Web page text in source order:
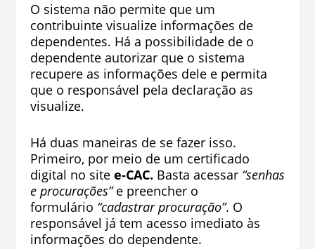
O sistema não permite que um
contribuinte visualize informações de
dependentes. Há a possibilidade de o
dependente autorizar que o sistema
recupere as informações dele e permita
que o responsável pela declaração as
visualize.
Há duas maneiras de se fazer isso.
Primeiro, por meio de um certificado
digital no site e-CAC. Basta acessar “senhas
e procurações”e preencher o
formulário “cadastrar procuração”. O
responsável já tem acesso imediato às
informações do dependente.